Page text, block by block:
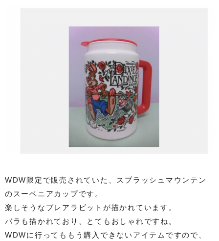
WDW限定で販売されていた、スプラッシュマウンテン
のスーベニアカップです。
楽しそうなブレアラビットが描かれています。
バラも描かれており、とてもおしゃれですね。
WDWに行ってももう購入できないアイテムですので、